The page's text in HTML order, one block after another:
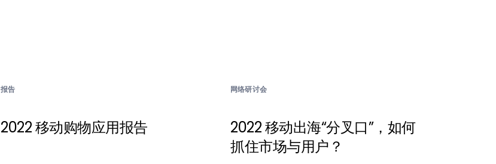
报告
2022 移动购物应用报告
网络研讨会
2022 移动出海“分叉口”，如何
抓住市场与用户？